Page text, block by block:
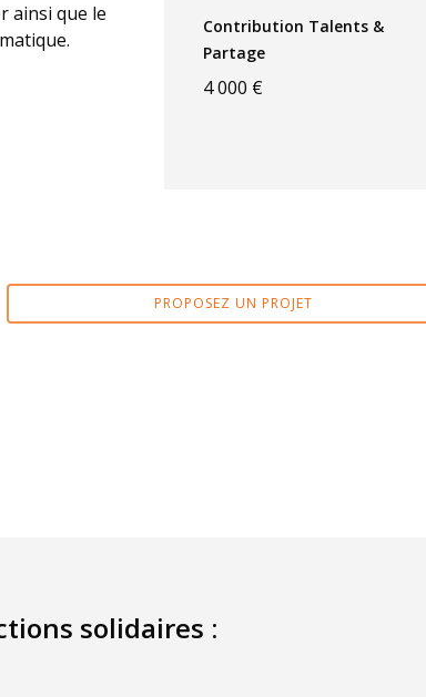
ainsi que le
Contribution Talents &
Partage
4 000 €
PROPOSEZ UN PROJET
solidaires :